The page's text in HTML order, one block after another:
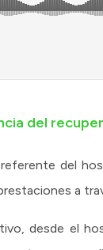
del
del
a
desde el